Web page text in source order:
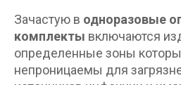
Зачастую в одноразовые
комплекты включаются
определенные зоны
непроницаемы для